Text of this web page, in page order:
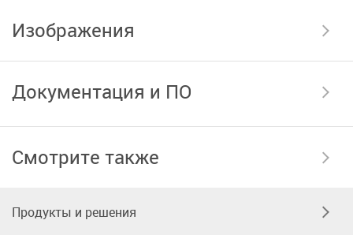
Изображения
Документация и ПО
Смотрите также
Продукты и решения